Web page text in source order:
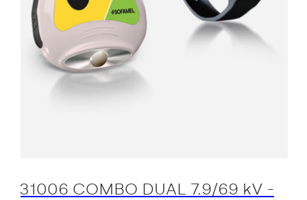
31006 COMBO DUAL 7.9/69 kV -